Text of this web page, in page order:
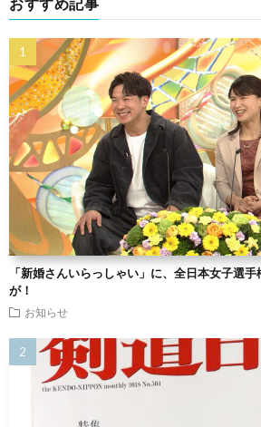
「新婚さんいらっしゃい」に、全日本女子選
が！
お知らせ